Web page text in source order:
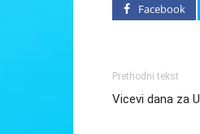
Facebook
Prethodni tekst
Vicevi dana za